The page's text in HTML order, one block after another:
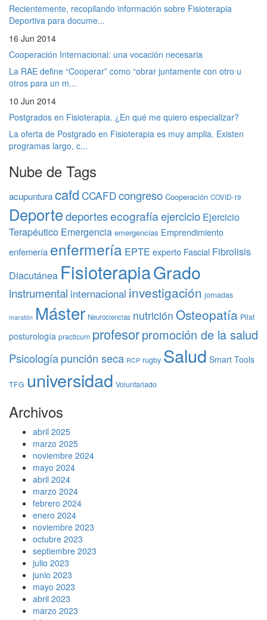
Recientemente, recopilando información sobre Fisioterapia
Deportiva para docume...
16 Jun 2014
Cooperación Internacional: una vocación necesaria
La RAE define “Cooperar” como “obrar juntamente con otro u
otros para un m...
10 Jun 2014
Postgrados en Fisioterapia. ¿En qué me quiero especializar?
La oferta de Postgrado en Fisioterapia es muy amplia. Existen
programas largo, c...
Nube de Tags
acupunturacafd CCAFDcongreso Cooperación COVID-19
Deportedeportesecografíaejercicio Ejercicio
Terapéutico Emergencia emergencias Emprendimiento
enfemería enfermería EPTE experto Fascial Fibrolisis
Diacutánea FisioterapiaGrado
instrumental internacional investigación jornadas
maratón Máster Neurociencias nutrición Osteopatía Pilat
posturología practicum profesorpromoción de la salud
Psicologíapunción seca RCP rugby Salud Smart Tools
TFG universidad Voluntariado
Archivos
abril 2025
marzo 2025
noviembre 2024
mayo 2024
abril 2024
marzo 2024
febrero 2024
enero 2024
noviembre 2023
octubre 2023
septiembre 2023
julio 2023
junio 2023
mayo 2023
abril 2023
marzo 2023